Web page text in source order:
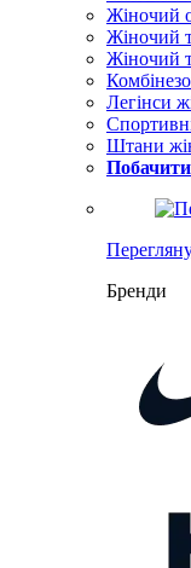
Жіночий
Жіночий
Жіночий
Легінси
Штани
Бренди